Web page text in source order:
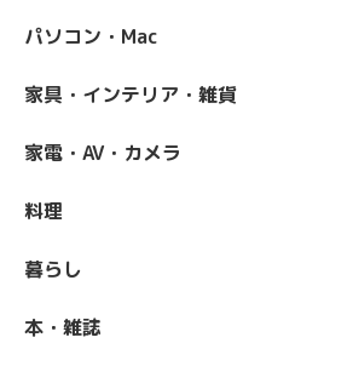
パソコン・Mac
家具・インテリア・雑貨
家電・AV・カメラ
料理
暮らし
本・雑誌